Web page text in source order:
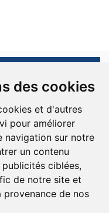
des cookies
et d'autres
pour améliorer
navigation sur notre
un contenu
ciblées,
de notre site et
de nos
sont réservés.